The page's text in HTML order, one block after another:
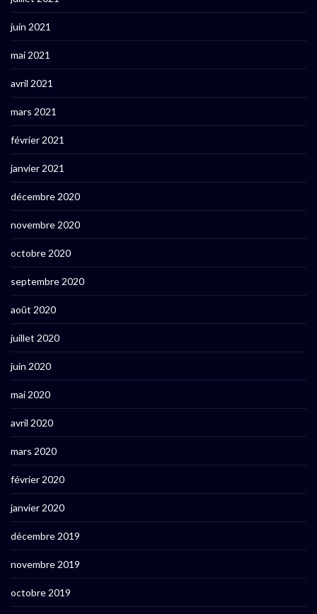
juin 2021
mai 2021
avril 2021
mars 2021
février 2021
janvier 2021
décembre 2020
novembre 2020
octobre 2020
septembre 2020
août 2020
juillet 2020
juin 2020
mai 2020
avril 2020
mars 2020
février 2020
janvier 2020
décembre 2019
novembre 2019
octobre 2019